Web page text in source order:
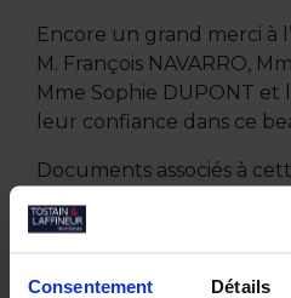
Consentement Détails
Encore un grand merci à
M. François NAVARRO,
Mme Sophie DUPONT
leur confiance dans ce
Documents associés à